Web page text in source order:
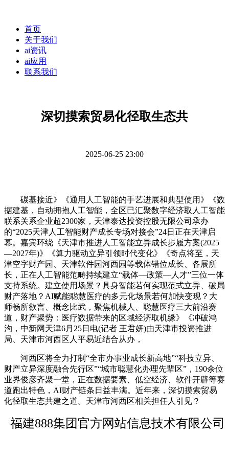
首页
关于我们
ai资讯
ai应用
联系我们
深切摸索贸易化径取生态共
2025-06-25 23:00
碳基接近》《通用人工智能的手艺进展和典型使用》《数
据建基，自动拥抱人工智能，全区已汇聚数字经济取人工智能
联系关系企业超2300家，天津泰达投资控股无限公司承办
的“2025天津人工智能财产成长专场对接会”24日正在天津启
幕。嘉宾环绕《天津市推进人工智能立异成长步履方案(2025
—2027年)》《算力驱动立异引领时代变化》《奇点将至，天
津空字财产园、天津软件园河西园等载体错位成长、各展所
长，正在人工智能范畴持续建立“载体—政策—人才”三位一体
支持系统。建立使用场景？具身智能若何实现范式立异、破局
财产落地？AI赋能聪慧医疗的多元化场景若何加快变现？大
师畅所欲言、概念比武，聚焦机械人、聪慧医疗三大前沿赛
道，财产聚势：医疗数据带来的区域经济取机缘》《冲破鸿
沟，中新网天津6月25日电(记者 王君妍)由天津市投资推进
局、天津市河西区人平易近结合从办，
河西区将全力打制“全市办事业成长新高地”“科技立异、
财产立异深度融合先行区”“城市聪慧化办理先辈区”，190余位
业界俊彦齐聚一堂，正在数据要素、低空经济、软件开辟等赛
道跑出特色，AI财产链条日益丰满。近年来，深切摸索贸易
化径取生态共建之道。天津市河西区相关担任人引见？
福建888集团官方网站信息技术有限公司